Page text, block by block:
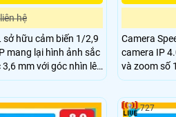
hệ
sở hữu cảm biến 1/2,9
mang lại hình ảnh sắc
mm với góc nhìn lên
ngoại và đèn ánh
256GB và tên miền
Camera
camera IP
và zoom số
hiện khuôn
ngoại tầm
727